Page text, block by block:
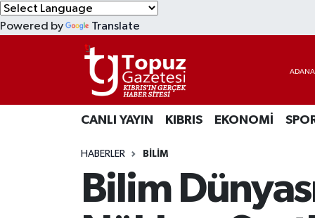
Powered by Translate
CANLI YAYIN KIBRIS EKONOMİ
HABERLER BİLİM
Bilim
EKONOMİ
MAGAZİN
Lefkoşa Nöbetçi Eczaneler
Lefkoşa Hava Durumu
Lefkoşa Trafik Yoğunluk Haritası
Süper Lig Puan Durumu ve Fikstür
Tüm Manşetler